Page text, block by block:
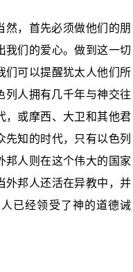
然，首先必须做他们的朋
我们的爱心。做到这一切
们可以提醒犹太人他们所
人拥有几千年与神交往
，或摩西、大卫和其他君
先知的时代，只有以色列
邦人则在这个伟大的国家
外邦人还活在异教中，并
已经领受了神的道德诫